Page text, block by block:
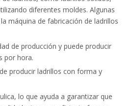
diferentes moldes. Algunas
máquina de fabricación de ladrillos
de producción y puede producir
por hora.
producir ladrillos con forma y
lo que ayuda a garantizar que